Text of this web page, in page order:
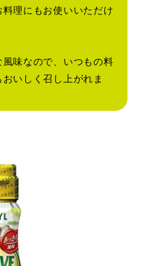
理にもお使いいただけ
味なので、いつもの料
いしく召し上がれま